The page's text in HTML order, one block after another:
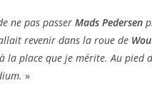
ne pas passer Mads Pedersen
revenir dans la roue de
la place que je mérite. Au pied
»